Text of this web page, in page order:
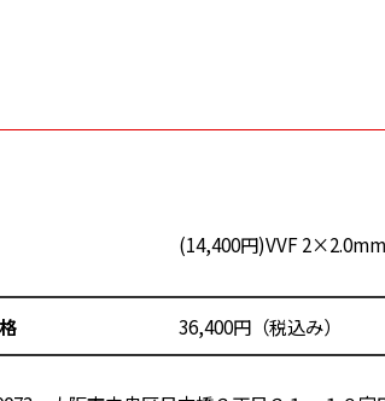
(14,400円)VVF
36,400円（税込み）